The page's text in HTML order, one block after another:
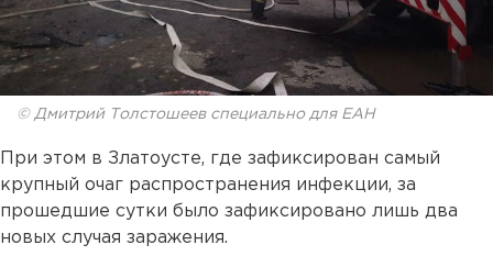
© Дмитрий Толстошеев специально для ЕАН
При этом в Златоусте, где зафиксирован самый
крупный очаг распространения инфекции, за
прошедшие сутки было зафиксировано лишь два
новых случая заражения.